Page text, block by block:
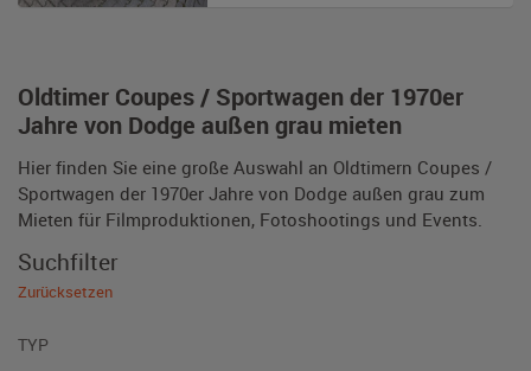
Oldtimer Coupes / Sportwagen der 1970er
Jahre von Dodge außen grau mieten
Hier finden Sie eine große Auswahl an Oldtimern Coupes /
Sportwagen der 1970er Jahre von Dodge außen grau zum
Mieten für Filmproduktionen, Fotoshootings und Events.
Suchfilter
Zurücksetzen
TYP